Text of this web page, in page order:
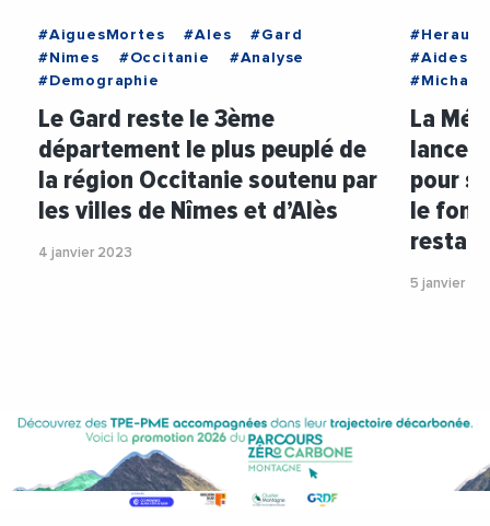
#AiguesMortes #Ales
#Gard
#Nimes
#Occitanie
#Analyse
#Demographie
Le Gard reste le 3ème
département le plus peuplé de
la région Occitanie soutenu par
les villes de Nîmes et d’Alès
4 janvier 2023
#Herault
#Aides
La
lance
pour
le
5 janvier